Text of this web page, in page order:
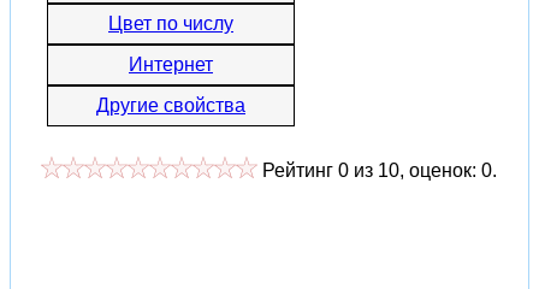
Цвет по числу
Интернет
Другие свойства
Рейтинг 0 из 10, оценок: 0.